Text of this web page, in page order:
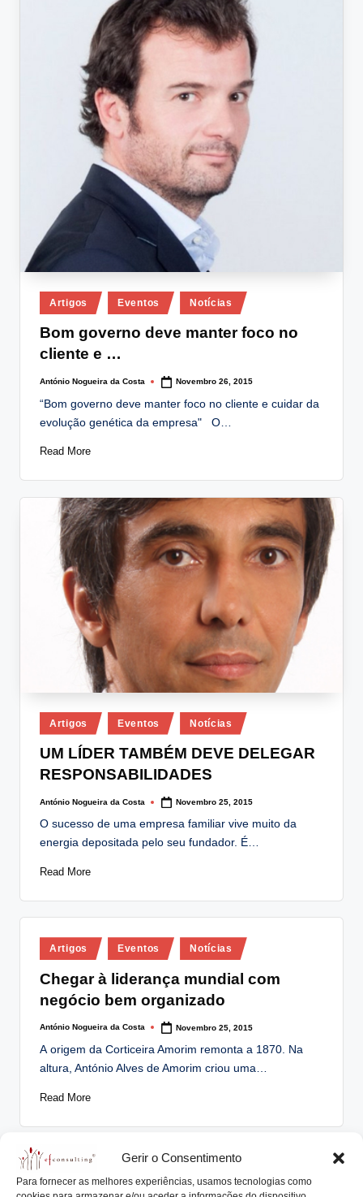
Gerir o Consentimento
Para fornecer as melhores experiências, usamos tecnologias como
Posted
in
Artigos Eventos Notícias
Bom governo deve manter foco no
cliente e …
Posted
António Nogueira da Costa Novembro 26, 2015
“Bom governo deve manter foco no cliente e cuidar da
evolução genética da empresa" O…
Read More
Posted
in
Artigos Eventos Notícias
UM LÍDER TAMBÉM DEVE DELEGAR
RESPONSABILIDADES
Posted
António Nogueira da Costa Novembro 25, 2015
O sucesso de uma empresa familiar vive muito da
energia depositada pelo seu fundador. É…
Read More
Posted
in
Artigos Eventos Notícias
Chegar à liderança mundial com
negócio bem organizado
Posted
António Nogueira da Costa Novembro 25, 2015
A origem da Corticeira Amorim remonta a 1870. Na
altura, António Alves de Amorim criou uma…
Read More